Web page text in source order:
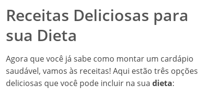
Receitas Deliciosas para
sua Dieta
Agora que você já sabe como montar um cardápio
saudável, vamos às receitas! Aqui estão três opções
deliciosas que você pode incluir na sua dieta: